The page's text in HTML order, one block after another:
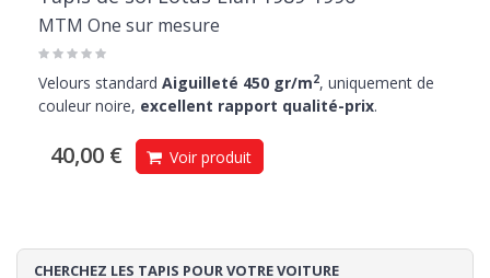
MTM One sur mesure
Velours standard Aiguilleté 450 gr/m2, uniquement de
couleur noire, excellent rapport qualité-prix.
40,00 € Voir produit
CHERCHEZ LES TAPIS POUR VOTRE VOITURE